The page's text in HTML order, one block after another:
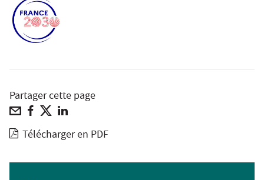
Partager cette page
Télécharger en PDF